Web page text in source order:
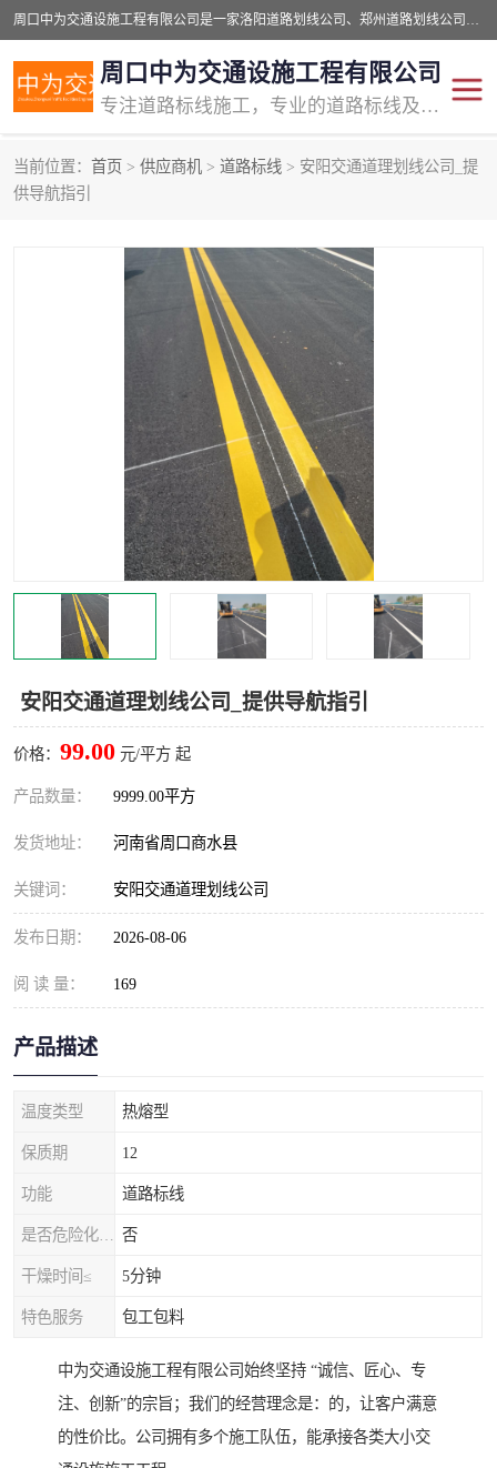
周口中为交通设施工程有限公司是一家洛阳道路划线公司、郑州道路划线公司、平顶山道路车位划线公司、开封车位划线公司、许昌道路车位划线公司、漯河道路车位划线公司，公司始终坚持“诚信、匠心、专注”的宗旨；我们的经营理念是：的服务。
周口中为交通设施工程有限公司
专注道路标线施工，专业的道路标线及交通设施施工服务商!
当前位置： 首页 > 供应商机 > 道路标线 > 安阳交通道理划线公司_提
供导航指引
安阳交通道理划线公司_提供导航指引
价格： 99.00 元/平方 起
产品数量： 9999.00平方
发货地址： 河南省周口商水县
关键词： 安阳交通道理划线公司
发布日期： 2026-08-06
阅 读 量： 169
产品描述
温度类型 热熔型
保质期 12
功能 道路标线
否
干燥时间≤ 5分钟
特色服务 包工包料
中为交通设施工程有限公司始终坚持 “诚信、匠心、专
注、创新”的宗旨；我们的经营理念是：的，让客户满意
的性价比。公司拥有多个施工队伍，能承接各类大小交